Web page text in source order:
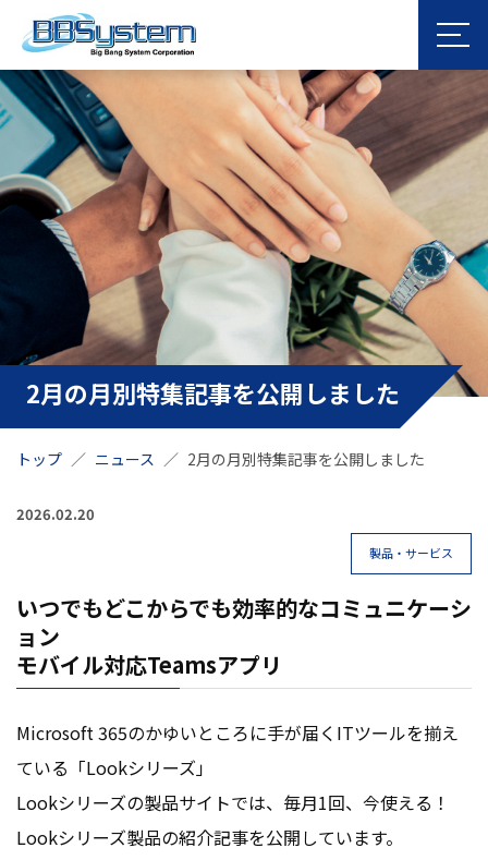
2月の月別特集記事を公開しました
トップ ニュース 2月の月別特集記事を公開しました
2026.02.20
製品・サービス
いつでもどこからでも効率的なコミュニケーシ
ョン
モバイル対応Teamsアプリ
Microsoft 365のかゆいところに手が届くITツールを揃え
ている「Lookシリーズ」
Lookシリーズの製品サイトでは、毎月1回、今使える！
Lookシリーズ製品の紹介記事を公開しています。